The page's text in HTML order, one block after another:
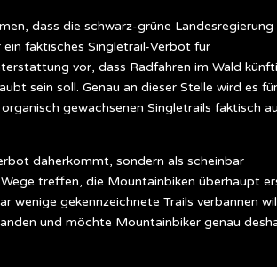
dass die schwarz-grüne Landesregierung
faktisches Singletrail-Verbot für
vor, dass Radfahren im Wald
sein soll. Genau an dieser Stelle wird es für
gewachsenen Singletrails faktisch
daherkommt, sondern als scheinbar
treffen, die Mountainbiken überhaupt
wenige gekennzeichnete Trails verbannen
und möchte Mountainbiker genau